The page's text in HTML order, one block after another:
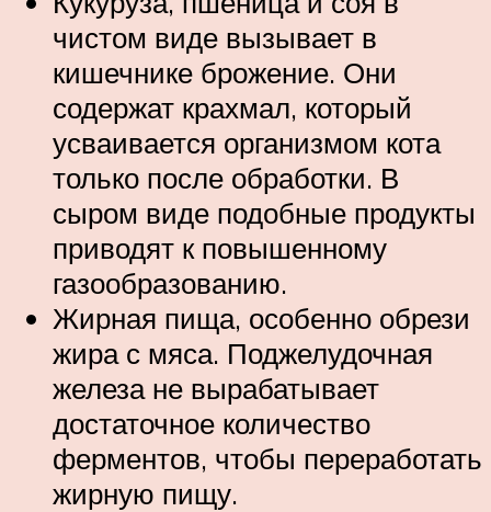
чистом виде вызывает в
кишечнике брожение. Они
содержат крахмал, который
усваивается организмом кота
только после обработки. В
сыром виде подобные продукты
приводят к повышенному
газообразованию.
Жирная пища, особенно обрези
жира с мяса. Поджелудочная
железа не вырабатывает
достаточное количество
ферментов, чтобы переработать
жирную пищу.